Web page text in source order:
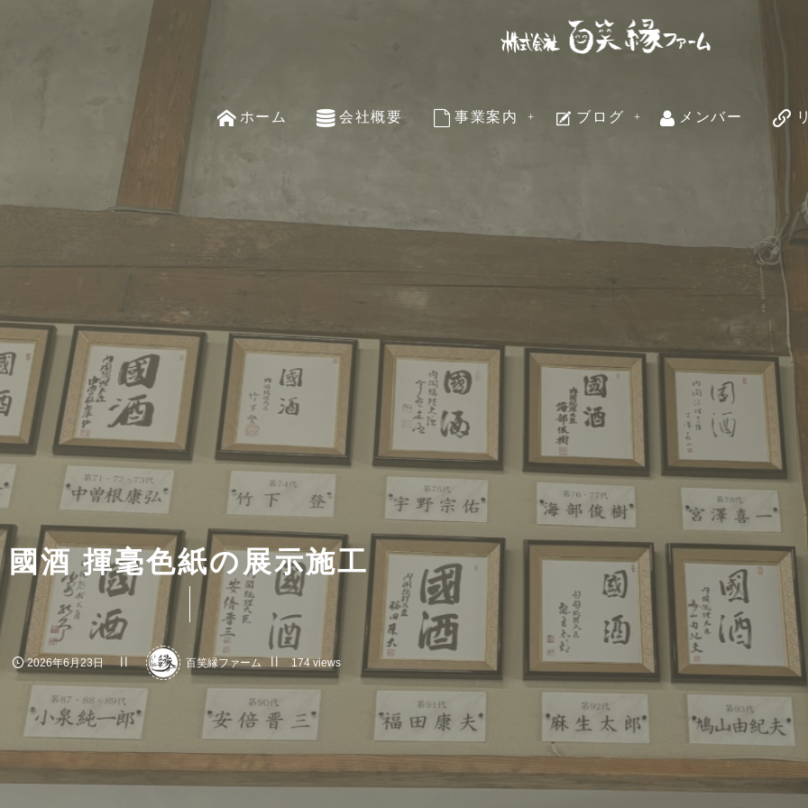
ホーム
home 会社概要
company 事業案内
business ブログ
blog メンバー
member
國酒 揮毫色紙の展示施工
2026年6月23日 百笑縁ファーム 174 views